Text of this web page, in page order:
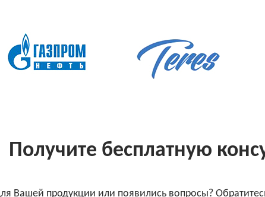
Получите бесплатную
Вашей продукции или появились вопросы?